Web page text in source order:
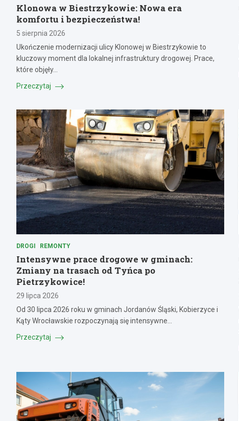
Klonowa w Biestrzykowie: Nowa era
komfortu i bezpieczeństwa!
5 sierpnia 2026
Ukończenie modernizacji ulicy Klonowej w Biestrzykowie to
kluczowy moment dla lokalnej infrastruktury drogowej. Prace,
które objęły…
Przeczytaj
DROGI REMONTY
Intensywne prace drogowe w gminach:
Zmiany na trasach od Tyńca po
Pietrzykowice!
29 lipca 2026
Od 30 lipca 2026 roku w gminach Jordanów Śląski, Kobierzyce i
Kąty Wrocławskie rozpoczynają się intensywne…
Przeczytaj